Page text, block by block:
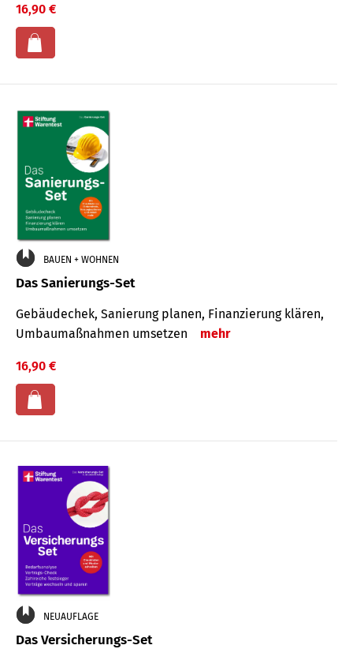
16,90 €
BAUEN + WOHNEN
Das Sanierungs-Set
Gebäudechek, Sanierung planen, Finanzierung klären,
Umbaumaßnahmen umsetzen
mehr
16,90 €
NEUAUFLAGE
Das Versicherungs-Set